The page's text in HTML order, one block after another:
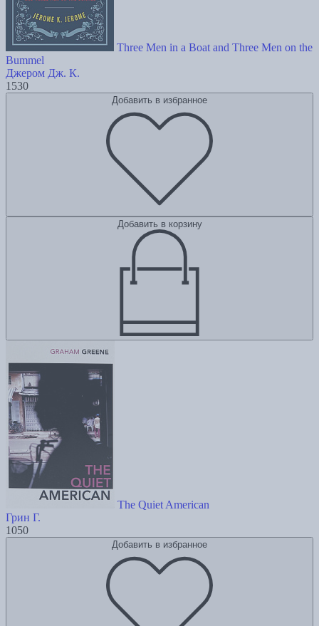
Three Men in a Boat and Three Men on the
Bummel
Джером Дж. К.
1530
Добавить в избранное
Добавить в корзину
The Quiet American
Грин Г.
1050
Добавить в избранное